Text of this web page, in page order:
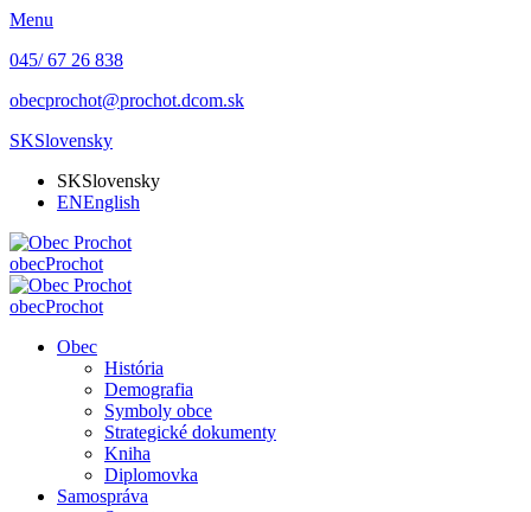
Menu
045/ 67 26 838
obecprochot@prochot.dcom.sk
SKSlovensky
SKSlovensky
ENEnglish
obecProchot
obecProchot
Obec
História
Demografia
Symboly obce
Strategické dokumenty
Kniha
Diplomovka
Samospráva